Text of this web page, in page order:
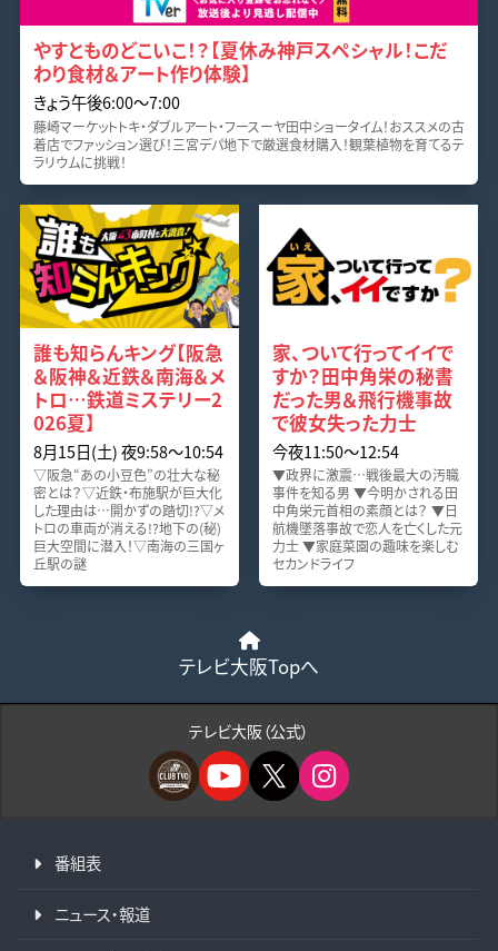
やすとものどこいこ！？【夏休み神戸スペシャル！こだ
わり食材＆アート作り体験】
きょう午後6:00〜7:00
藤崎マーケットトキ・ダブルアート・フースーヤ田中ショータイム！おススメの古
着店でファッション選び！三宮デパ地下で厳選食材購入！観葉植物を育てるテ
ラリウムに挑戦！
誰も知らんキング【阪急
＆阪神＆近鉄＆南海＆メ
トロ…鉄道ミステリー2
026夏】
8月15日(土) 夜9:58〜10:54
▽阪急“あの小豆色”の壮大な秘
密とは？▽近鉄・布施駅が巨大化
した理由は…開かずの踏切!?▽メ
トロの車両が消える!?地下の(秘)
巨大空間に潜入！▽南海の三国ヶ
丘駅の謎
家、ついて行ってイイで
すか？田中角栄の秘書
だった男＆飛行機事故
で彼女失った力士
今夜11:50〜12:54
▼政界に激震…戦後最大の汚職
事件を知る男 ▼今明かされる田
中角栄元首相の素顔とは？ ▼日
航機墜落事故で恋人を亡くした元
力士 ▼家庭菜園の趣味を楽しむ
セカンドライフ
テレビ大阪Topへ
テレビ大阪（公式）
番組表
ニュース・報道